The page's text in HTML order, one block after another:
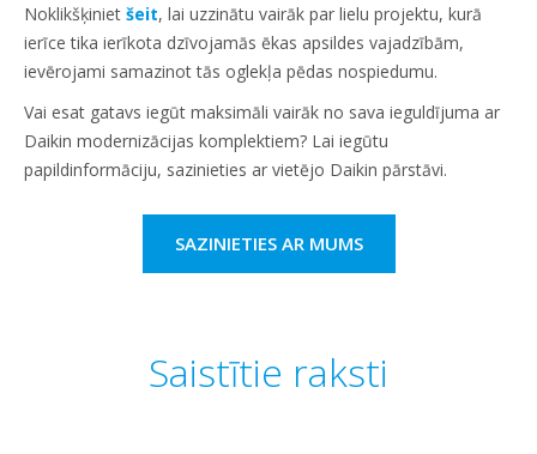
Noklikšķiniet šeit, lai uzzinātu vairāk par lielu projektu, kurā
ierīce tika ierīkota dzīvojamās ēkas apsildes vajadzībām,
ievērojami samazinot tās oglekļa pēdas nospiedumu.
Vai esat gatavs iegūt maksimāli vairāk no sava ieguldījuma ar
Daikin modernizācijas komplektiem? Lai iegūtu
papildinformāciju, sazinieties ar vietējo Daikin pārstāvi.
SAZINIETIES AR MUMS
Saistītie raksti